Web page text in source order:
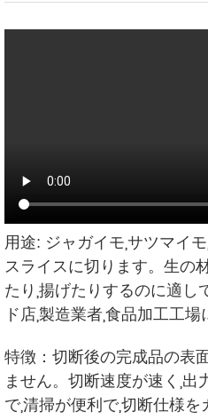
用途: ジャガイモ,サツマイ
スライスに切ります。生の
たり,揚げたりするのに適
ド店,製造業者,食品加工工場
特徴：切断後の完成品の表
ません。切断速度が速く,
で,清掃が便利で,切断仕様を